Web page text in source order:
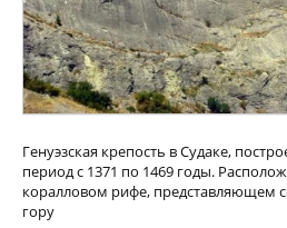
Генуэзская крепость в Судаке,
период с 1371 по 1469 годы.
коралловом рифе, представляющем
гору